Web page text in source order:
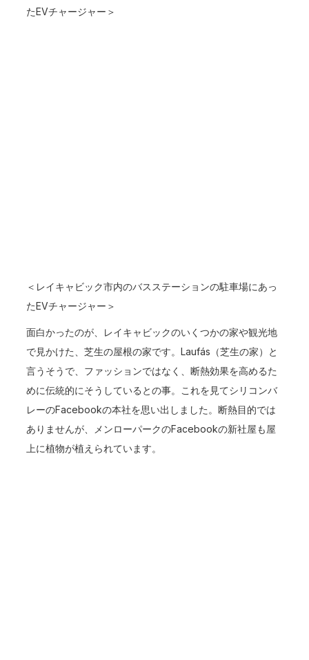
たEVチャージャー＞
＜レイキャビック市内のバスステーションの駐車場にあっ
たEVチャージャー＞
面白かったのが、レイキャビックのいくつかの家や観光地
で見かけた、芝生の屋根の家です。Laufás（芝生の家）と
言うそうで、ファッションではなく、断熱効果を高めるた
めに伝統的にそうしているとの事。これを見てシリコンバ
レーのFacebookの本社を思い出しました。断熱目的では
ありませんが、メンローパークのFacebookの新社屋も屋
上に植物が植えられています。